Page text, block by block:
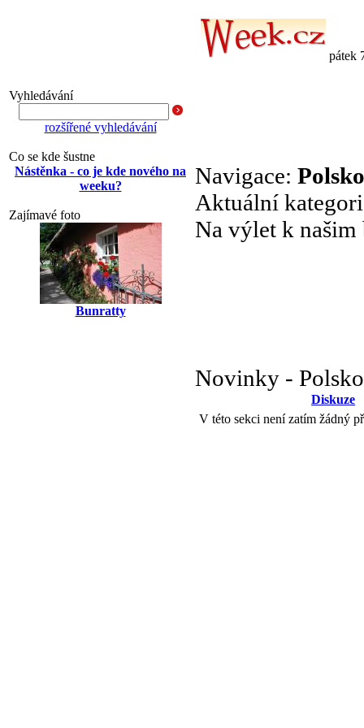
pátek
Vyhledávání
rozšířené vyhledávání
Co se kde šustne
Nástěnka - co je kde nového na
weeku?
Zajímavé foto
Bunratty
Navigace: Polsko
Aktuální
Na výlet k
Novinky - Polsko
Diskuze
V této sekci není zatím žádný